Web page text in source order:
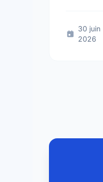
30 juin
2026